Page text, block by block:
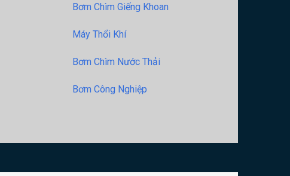
Bơm Chìm Giếng Khoan
Máy Thổi Khí
Bơm Chìm Nước Thải
Bơm Công Nghiệp